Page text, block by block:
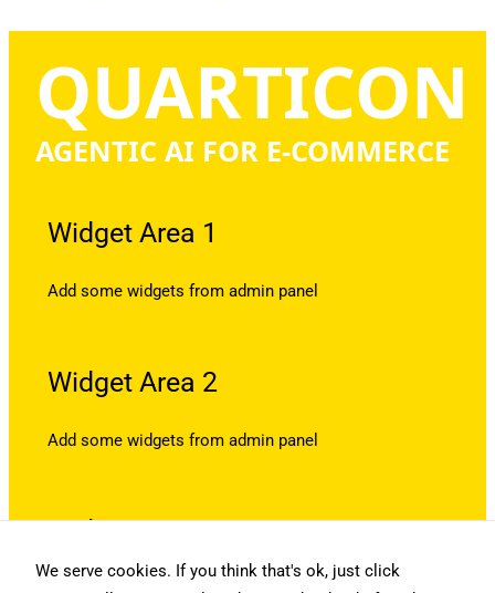
QUARTICON
AGENTIC AI FOR E-COMMERCE
We serve cookies. If you think that's ok, just click
Widget Area 1
Add some widgets from admin panel
Widget Area 2
Add some widgets from admin panel
Widget Area 3
Add some widgets from admin panel